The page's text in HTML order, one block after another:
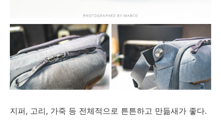
지퍼, 고리, 가죽 등 전체적으로 튼튼하고 만듦새가 좋다.